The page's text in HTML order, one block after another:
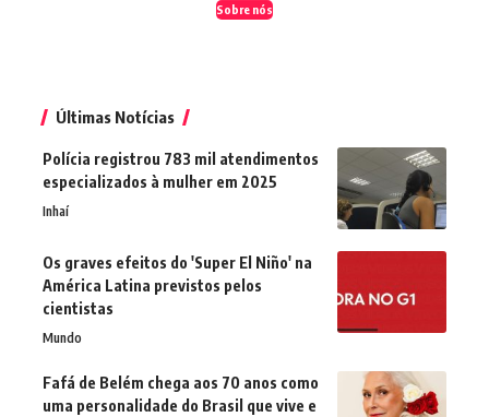
Sobre nós
Últimas Notícias
Polícia registrou 783 mil atendimentos
especializados à mulher em 2025
Inhaí
Os graves efeitos do 'Super El Niño' na
América Latina previstos pelos
cientistas
Mundo
Fafá de Belém chega aos 70 anos como
uma personalidade do Brasil que vive e